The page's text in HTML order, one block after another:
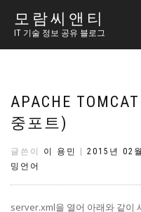
모람씨앤티
IT 기술 정보 공유 블로그
APACHE
중포트)
글쓴이 이 용민 2015년 02
밍언어
server.xml을 열어 아래와 같이